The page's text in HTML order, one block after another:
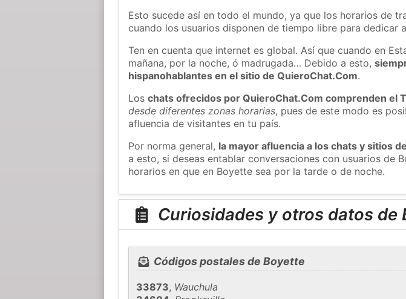
Esto sucede así en todo el mundo, ya que los horarios de
cuando los usuarios disponen de tiempo libre para dedicar
Ten en cuenta que internet es global. Así que cuando en
mañana, por la noche, ó madrugada… Debido a esto,
hispanohablantes en el sitio de QuieroChat.Com.
Loschats ofrecidos por QuieroChat.Com comprenden el
desde diferentes zonas horarias, pues de este modo es
afluencia de visitantes en tu país.
Por norma general, la mayor afluencia a los chats y sitios
a esto, si deseas entablar conversaciones con usuarios de
horarios en que en Boyette sea por la tarde o de noche.
Curiosidades y otros datos de
Códigos postales de Boyette
33873, Wauchula